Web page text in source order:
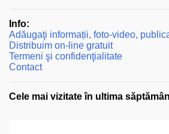
Info:
Adăugaţi informații, foto-video,
Distribuim on-line gratuit
Termeni şi confidenţialitate
Contact
Cele mai vizitate în ultima